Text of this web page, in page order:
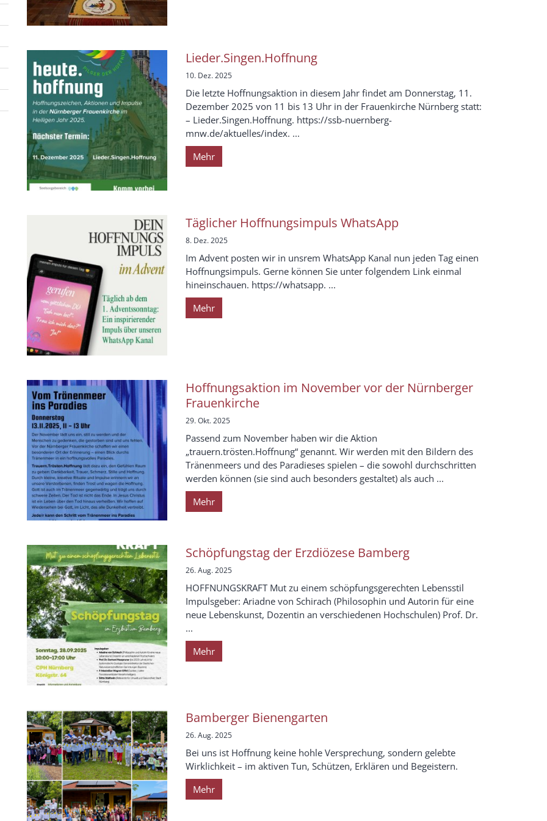
Lieder.Singen.Hoffnung
10. Dez. 2025
Die letzte Hoffnungsaktion in diesem Jahr findet am Donnerstag, 11.
Dezember 2025 von 11 bis 13 Uhr in der Frauenkirche Nürnberg statt:
– Lieder.Singen.Hoffnung. https://ssb-nuernberg-
mnw.de/aktuelles/index. ...
Mehr
Täglicher Hoffnungsimpuls WhatsApp
8. Dez. 2025
Im Advent posten wir in unsrem WhatsApp Kanal nun jeden Tag einen
Hoffnungsimpuls. Gerne können Sie unter folgendem Link einmal
hineinschauen. https://whatsapp. ...
Mehr
Hoffnungsaktion im November vor der Nürnberger
Frauenkirche
29. Okt. 2025
Passend zum November haben wir die Aktion
„trauern.trösten.Hoffnung“ genannt. Wir werden mit den Bildern des
Tränenmeers und des Paradieses spielen – die sowohl durchschritten
werden können (sie sind auch besonders gestaltet) als auch ...
Mehr
Schöpfungstag der Erzdiözese Bamberg
26. Aug. 2025
HOFFNUNGSKRAFT Mut zu einem schöpfungsgerechten Lebensstil
Impulsgeber: Ariadne von Schirach (Philosophin und Autorin für eine
neue Lebenskunst, Dozentin an verschiedenen Hochschulen) Prof. Dr.
...
Mehr
Bamberger Bienengarten
26. Aug. 2025
Bei uns ist Hoffnung keine hohle Versprechung, sondern gelebte
Wirklichkeit – im aktiven Tun, Schützen, Erklären und Begeistern.
Mehr